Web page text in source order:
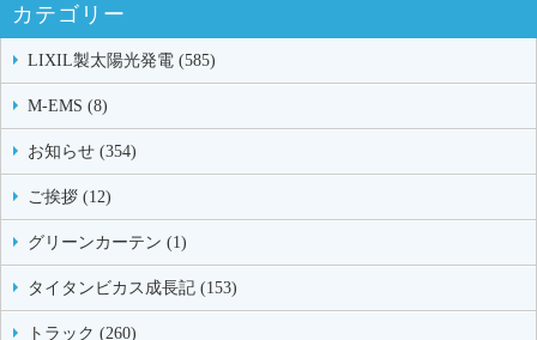
カテゴリー
LIXIL製太陽光発電 (585)
M-EMS (8)
お知らせ (354)
ご挨拶 (12)
グリーンカーテン (1)
タイタンビカス成長記 (153)
トラック (260)